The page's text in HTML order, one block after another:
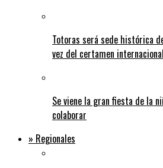
Totoras será sede histórica
vez del certamen
Se viene la gran fiesta de la
colaborar
» Regionales